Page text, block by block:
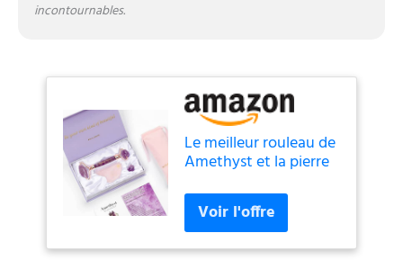
incontournables.
Le meilleur rouleau de
Amethyst et la pierre
beauté supérieur Jade
rose 100% naturel et
authentique pour le